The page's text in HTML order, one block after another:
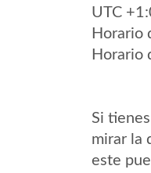
UTC
Horario
Horario
Si
mirar la
este